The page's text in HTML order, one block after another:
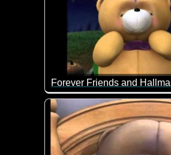
Die Bärchen wünschen dir